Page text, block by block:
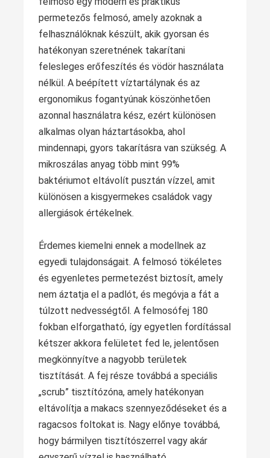
permetezős felmosó, amely azoknak a
felhasználóknak készült, akik gyorsan és
hatékonyan szeretnének takarítani
felesleges erőfeszítés és vödör használata
nélkül. A beépített víztartálynak és az
ergonomikus fogantyúnak köszönhetően
azonnal használatra kész, ezért különösen
alkalmas olyan háztartásokba, ahol
mindennapi, gyors takarításra van szükség. A
mikroszálas anyag több mint 99%
baktériumot eltávolít pusztán vízzel, amit
különösen a kisgyermekes családok vagy
allergiások értékelnek.
Érdemes kiemelni ennek a modellnek az
egyedi tulajdonságait. A felmosó tökéletes
és egyenletes permetezést biztosít, amely
nem áztatja el a padlót, és megóvja a fát a
túlzott nedvességtől. A felmosófej 180
fokban elforgatható, így egyetlen fordítással
kétszer akkora felületet fed le, jelentősen
megkönnyítve a nagyobb területek
tisztítását. A fej része továbbá a speciális
„scrub” tisztítózóna, amely hatékonyan
eltávolítja a makacs szennyeződéseket és a
ragacsos foltokat is. Nagy előnye továbbá,
hogy bármilyen tisztítószerrel vagy akár